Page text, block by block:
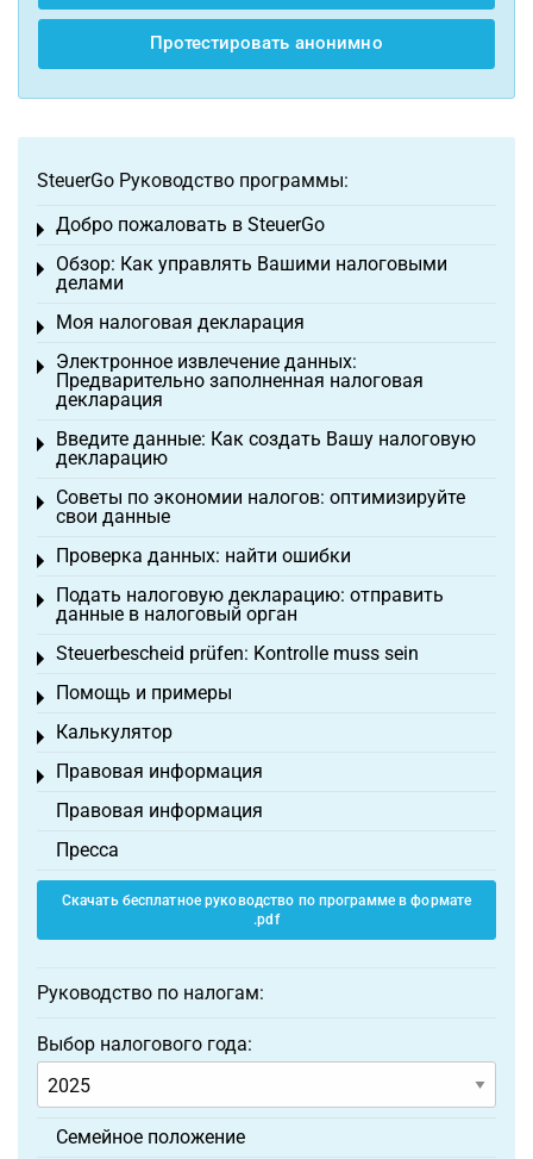
Протестировать анонимно
SteuerGo Руководство программы:
Добро пожаловать в SteuerGo
Toggle menu
Обзор: Как управлять Вашими налоговыми
делами
Toggle menu
Моя налоговая декларация
Toggle menu
Электронное извлечение данных:
Предварительно заполненная налоговая
декларация
Toggle menu
Введите данные: Как создать Вашу налоговую
декларацию
Toggle menu
Советы по экономии налогов: оптимизируйте
свои данные
Toggle menu
Проверка данных: найти ошибки
Toggle menu
Подать налоговую декларацию: отправить
данные в налоговый орган
Toggle menu
Steuerbescheid prüfen: Kontrolle muss sein
Toggle menu
Помощь и примеры
Toggle menu
Калькулятор
Toggle menu
Правовая информация
Toggle menu
Правовая информация
Пресса
Скачать бесплатное руководство по программе в формате
.pdf
Руководство по налогам:
Выбор налогового года:
Семейное положение